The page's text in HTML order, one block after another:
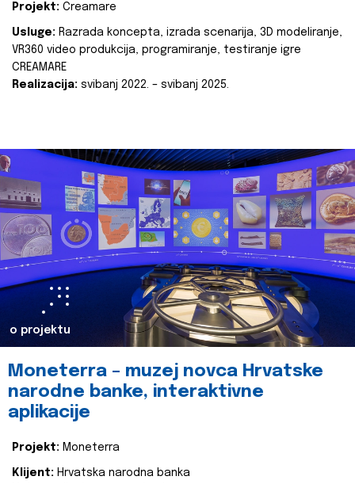
Projekt: Creamare
Usluge: Razrada koncepta, izrada scenarija, 3D modeliranje,
VR360 video produkcija, programiranje, testiranje igre
CREAMARE
Realizacija: svibanj 2022. – svibanj 2025.
o projektu
Moneterra – muzej novca Hrvatske
narodne banke, interaktivne
aplikacije
Projekt: Moneterra
Klijent: Hrvatska narodna banka